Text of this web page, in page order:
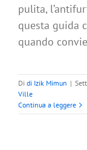
pulita,
questa guida
quando
Di di Izik Mimun |
Ville
Continua a leggere